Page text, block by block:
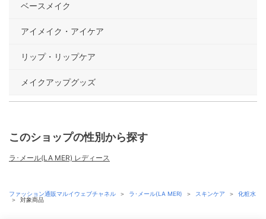
ベースメイク
アイメイク・アイケア
リップ・リップケア
メイクアップグッズ
このショップの性別から探す
ラ･メール(LA MER) レディース
ファッション通販マルイウェブチャネル ＞ ラ･メール(LA MER) ＞ スキンケア ＞
化粧水
＞
対象商品